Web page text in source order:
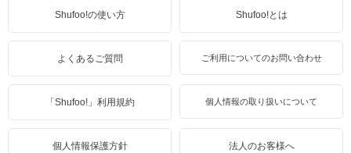
Shufoo!の使い方 Shufoo!とは
よくあるご質問 ご利用についてのお問い合わせ
「Shufoo!」利用規約 個人情報の取り扱いについて
個人情報保護方針 法人のお客様へ